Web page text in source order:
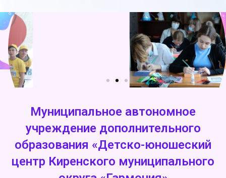
Муниципальное автономное
учреждение дополнительного
образования «Детско-юношеский
центр Киренского муниципального